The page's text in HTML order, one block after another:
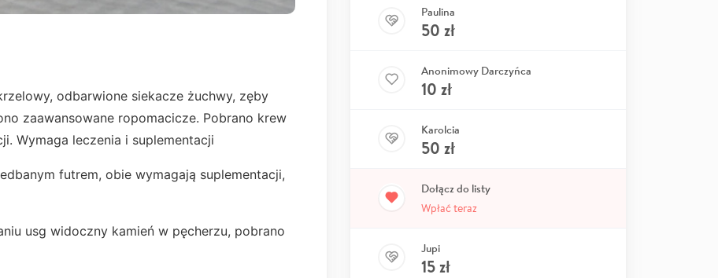
odbarwione siekacze żuchwy, zęby
zaawansowane ropomacicze. Pobrano krew
Wymaga leczenia i suplementacji
futrem, obie wymagają suplementacji,
usg widoczny kamień w pęcherzu, pobrano
Paulina
50 zł
Anonimowy Darczyńca
10 zł
Karolcia
50 zł
Dołącz do listy
Wpłać teraz
Jupi
15zł